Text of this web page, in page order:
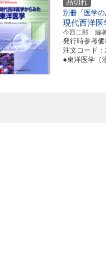
品切れ
別冊「医学の
現代西洋医
今西二郎 編
発行時参考
注文コード
●東洋医学（